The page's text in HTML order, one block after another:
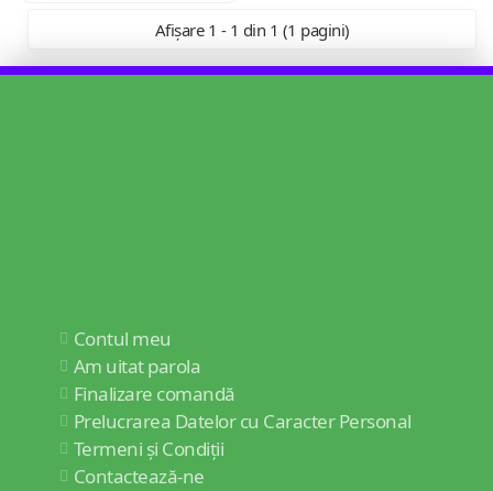
Afișare 1 - 1 din 1 (1 pagini)
Contul meu
Am uitat parola
Finalizare comandă
Prelucrarea Datelor cu Caracter Personal
Termeni și Condiții
Contactează-ne